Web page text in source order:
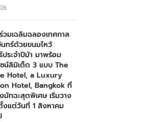
วมเฉลิมฉลองเทศกาล
นทร์ด้วยขนมไหว้
ระจำปีม้า มาพร้อม
น์ลิมิเต็ด 3 แบบ The
Hotel, a Luxury
Hotel, Bangkok ที่
มัทฉะสุดพิเศษ เริ่มวาง
งแต่วันที่ 1 สิงหาคม